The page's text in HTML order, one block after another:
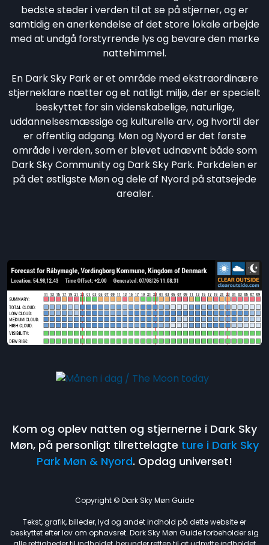
bedste steder i verden til at se på stjerner, og er
samtidig en anerkendelse af det store lokale arbejde
med at undgå forstyrrende lys og bevare den mørke
nattehimmel.
En Dark Sky Park er et område med ekstraordinære
stjerneklare nætter og et natligt miljø, der er specielt
beskyttet for sin videnskabelige, naturlige,
uddannelsesmæssige og kulturelle arv, og hvortil der
er offentlig adgang. Møn og Nyord er det første
område i verden, som er blevet udnævnt både som
Dark Sky Community og Dark Sky Park. Parkdelen er
på det østligste Møn og dele af Nyord på statsejede
arealer.
Kom og oplev natten og stjernerne i Dark Sky
Møn, på personligt tilrettelagte ture i Dark Sky
Park Møn & Nyord. Opdag universet!
Copyright © Dark Sky Møn Guide
Tekst, grafik, billeder, lyd og andet indhold på dette website er
beskyttet efter lov om ophavsret. Dark Sky Møn Guide forbeholder sig